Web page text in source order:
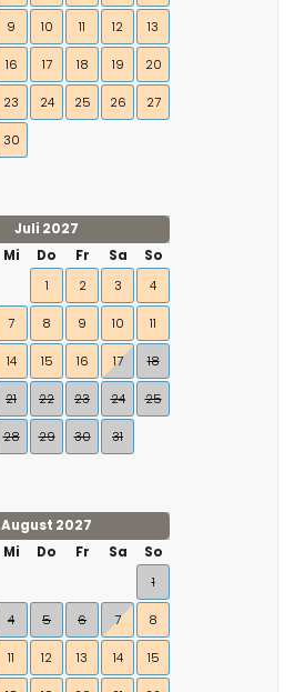
9 10 11 12 13
16 17 18 19 20
23 24 25 26 27
30
Juli 2027
Mi Do Fr Sa
So
1
2 3 4
7 8 9 10 11
14 15 16 17 18
21 22 23 24 25
28 29 30 31
August 2027
Mi Do Fr Sa
So
1
4 5 6 7 8
11 12 13 14 15